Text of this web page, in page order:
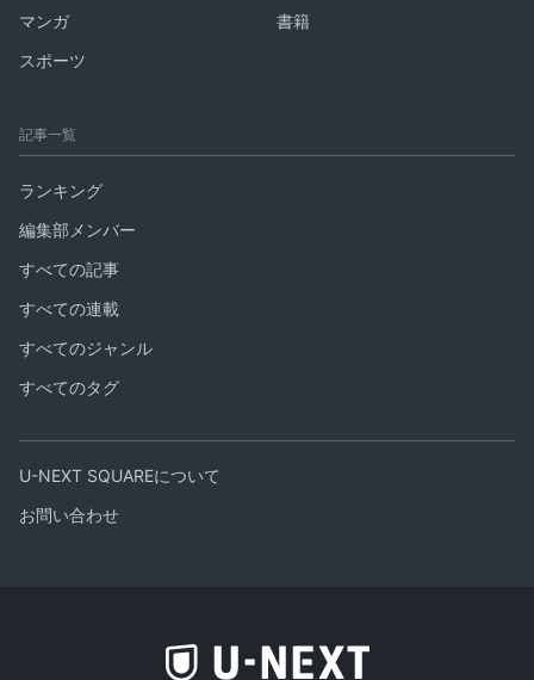
マンガ
書籍
スポーツ
記事一覧
ランキング
編集部メンバー
すべての記事
すべての連載
すべてのジャンル
すべてのタグ
U-NEXT SQUAREについて
お問い合わせ